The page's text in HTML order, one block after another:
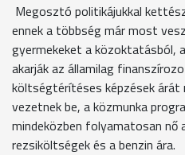
Megosztó politikájukkal
ennek a többség már most
gyermekeket a közoktatásból,
akarják az államilag
költségtérítéses képzések árát
vezetnek be, a közmunka
mindeközben folyamatosan nő
rezsiköltségek és a benzin ára.